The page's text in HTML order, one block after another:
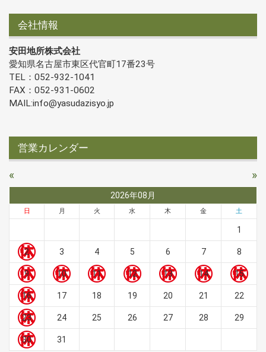
会社情報
安田地所株式会社
愛知県名古屋市東区代官町17番23号
TEL：052-932-1041
FAX：052-931-0602
MAIL:info@yasudazisyo.jp
営業カレンダー
« »
2026年08月
日 月 火 水 木 金 土
1
2 3 4 5 6 7 8
9 10 11 12 13 14 15
16 17 18 19 20 21 22
23 24 25 26 27 28 29
30 31